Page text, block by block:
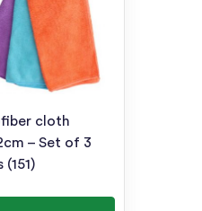
cloth
– Set of 3
(151)